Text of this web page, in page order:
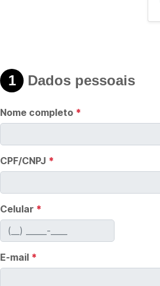
1 Dados pessoais
Nome completo *
CPF/CNPJ *
Celular *
E-mail *